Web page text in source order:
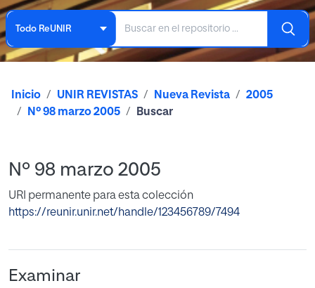
Todo ReUNIR
Inicio UNIR REVISTAS Nueva Revista
2005
Nº 98 marzo 2005
Buscar
Nº 98 marzo 2005
URI permanente para esta colección
https://reunir.unir.net/handle/123456789/7494
Examinar